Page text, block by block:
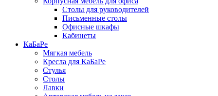
Столы для руководителей
Письменные столы
Офисные шкафы
Кабинеты
КаБаРе
Мягкая мебель
Кресла для КаБаРе
Стулья
Столы
Лавки